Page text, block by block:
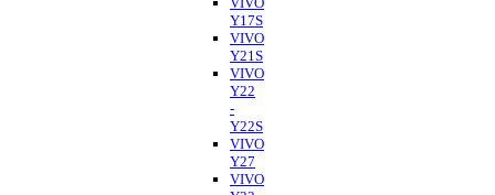
Y17S
VIVO
Y21S
VIVO
Y22
-
Y22S
VIVO
Y27
VIVO